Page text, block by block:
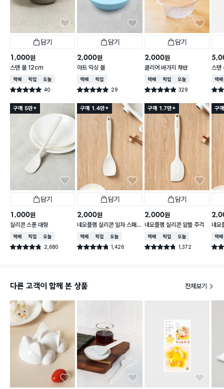
담기
1,000원
스텐 볼 12cm
택배배송매장픽업오늘배송
별점 5.0점 40
건 작성
담기
2,000원
아트 믹싱 볼
택배배송매장픽업
별점 5.0점 29
건 작성
담기
2,000원
클리어 바가지 채반
택배배송매장픽업오늘배송
별점 4.9점 329
건 작성
스텐
택배
별점
구매 5만+
담기
1,000원
실리콘 스푼 대형
택배배송매장픽업오늘배송
별점 4.8점 2,680
건 작성
구매 1.4만+
담기
2,000원
네오플램 실리콘 일자 스패
츌러
택배배송매장픽업오늘배송
별점 4.8점 1,426
건 작성
구매 1.7만+
담기
2,000원
네오플램 실리콘 알뜰 주걱
택배배송매장픽업오늘배송
별점 4.8점 1,372
건 작성
구
네오
택배
별점
다른 고객이 함께 본 상품 전체보기